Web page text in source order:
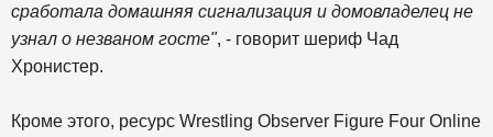
сработала домашняя сигнализация и домовладелец не
узнал о незваном госте", - говорит шериф Чад
Хронистер.
Кроме этого, ресурс Wrestling Observer Figure Four Online